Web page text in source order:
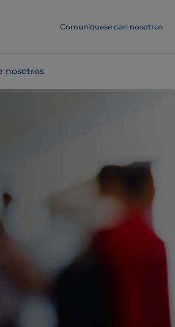
Comuníquese con nosotros
nosotros